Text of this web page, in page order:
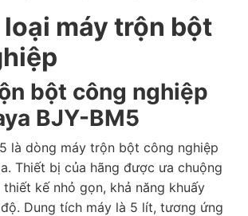
máy trộn bột
bột công nghiệp
BJY-BM5
là dòng máy trộn bột công nghiệp
Thiết bị của hãng được ưa chuộng
kế nhỏ gọn, khả năng khuấy
Dung tích máy là 5 lít, tương ứng